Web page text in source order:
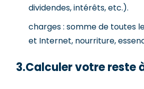
dividendes, intérêts, etc.).
charges : somme de toutes
et Internet, nourriture,
3.Calculer votre reste